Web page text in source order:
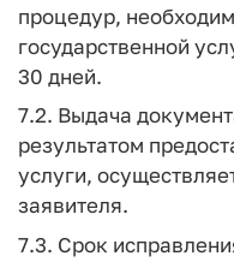
процедур,
государственной
30 дней.
7.2. Выдача
результатом
услуги,
заявителя.
7.3. Срок